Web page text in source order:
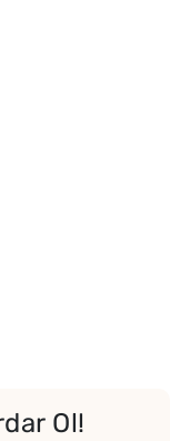
Ol!